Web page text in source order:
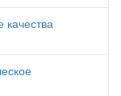
качества